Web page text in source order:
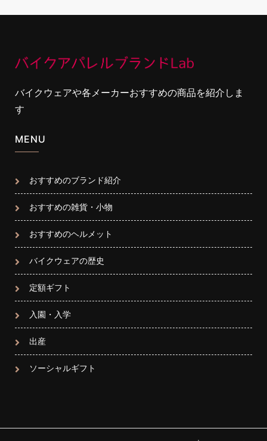
バイクウェアや各メーカーおすすめの商品を紹介しま
す
MENU
おすすめのブランド紹介
おすすめの雑貨・小物
おすすめのヘルメット
バイクウェアの歴史
定額ギフト
入園・入学
出産
ソーシャルギフト